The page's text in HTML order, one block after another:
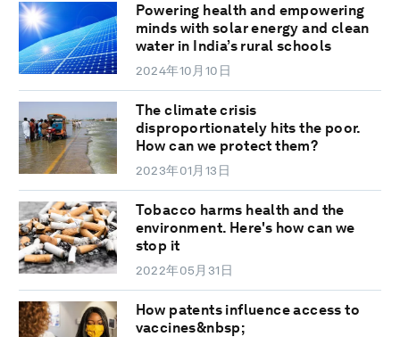
Powering health and empowering
minds with solar energy and clean
water in India’s rural schools
2024年10月10日
The climate crisis
disproportionately hits the poor.
How can we protect them?
2023年01月13日
Tobacco harms health and the
environment. Here's how can we
stop it
2022年05月31日
How patents influence access to
vaccines&nbsp;